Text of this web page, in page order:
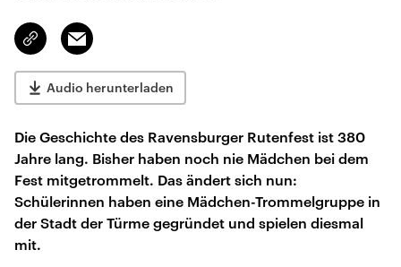
Link
kopieren/teilen
Email
Audio herunterladen
Die Geschichte des Ravensburger Rutenfest ist 380
Jahre lang. Bisher haben noch nie Mädchen bei dem
Fest mitgetrommelt. Das ändert sich nun:
Schülerinnen haben eine Mädchen-Trommelgruppe in
der Stadt der Türme gegründet und spielen diesmal
mit.